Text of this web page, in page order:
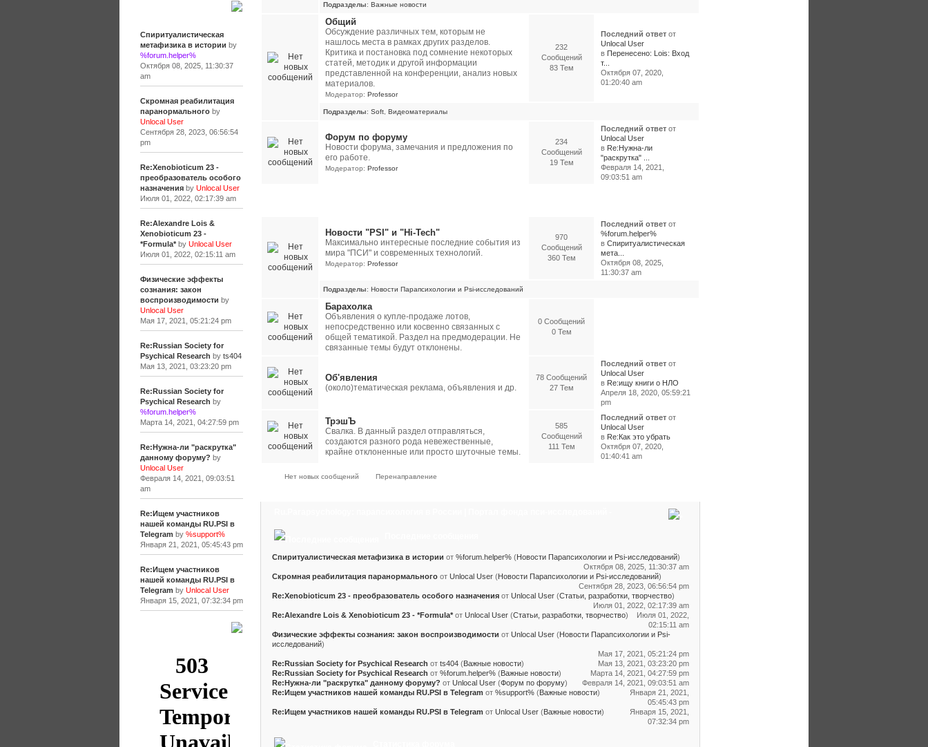
Спиритуалистическая
метафизика в истории by
%forum.helper%
Октября 08, 2025, 11:30:37
am
Скромная реабилитация
паранормальногоby
Unlocal User
Сентября 28, 2023, 06:56:54
pm
Re:Xenobioticum 23 -
преобразователь особого
назначенияby Unlocal User
Июля 01, 2022, 02:17:39 am
Re:Alexandre Lois &
Xenobioticum 23 -
*Formula*by Unlocal User
Июля 01, 2022, 02:15:11 am
Физические эффекты
сознания: закон
воспроизводимости by
Unlocal User
Мая 17, 2021, 05:21:24 pm
Re:Russian Society for
Psychical Research by ts404
Мая 13, 2021, 03:23:20 pm
Re:Russian Society for
Psychical Research by
%forum.helper%
Марта 14, 2021, 04:27:59 pm
Re:Нужна-ли "раскрутка"
данному форуму? by
Unlocal User
Февраля 14, 2021, 09:03:51
am
Re:Ищем участников
нашей команды RU.PSI в
Telegram by %support%
Января 21, 2021, 05:45:43 pm
Re:Ищем участников
нашей команды RU.PSI в
Telegram by Unlocal User
Января 15, 2021, 07:32:34 pm
Подразделы: Важные новости
Общий
Обсуждение различных тем, которым не
нашлось места в рамках других разделов.
Критика и постановка под сомнение некоторых
статей, методик и другой информации
представленной на конференции, анализ новых
материалов.
Модератор:Professor
232
Сообщений
83 Тем
Последний ответот
Unlocal User
в Перенесено: Lois: Вход
т...
Октября 07, 2020,
01:20:40 am
Подразделы: Soft Видеоматериалы
Форум по форуму
Новости форума, замечания и предложения по
его работе.
Модератор:Professor
234
Сообщений
19 Тем
Последний ответот
Unlocal User
в Re:Нужна-ли
"раскрутка" ...
Февраля 14, 2021,
09:03:51 am
Новости "PSI" и "Hi-Tech"
Максимально интересные последние события из
мира "ПСИ" и современных технологий.
Модератор:Professor
970
Сообщений
360 Тем
Последний ответот
%forum.helper%
в Спиритуалистическая
мета...
Октября 08, 2025,
11:30:37 am
Подразделы: Новости Парапсихологии и Psi-исследований
Барахолка
Объявления о купле-продаже лотов,
непосредственно или косвенно связанных с
общей тематикой. Раздел на предмодерации. Не
связанные темы будут отклонены.
0 Сообщений
0 Тем
Об'явления
(около)тематическая реклама, объявления и др.
78 Сообщений
27 Тем
Последний ответот
Unlocal User
в Re:ищу книги о НЛО
Апреля 18, 2020, 05:59:21
pm
ТрэшЪ
Свалка. В данный раздел отправляться,
создаются разного рода невежественные,
крайне отклоненные или просто шуточные темы.
585
Сообщений
111 Тем
Последний ответот
Unlocal User
в Re:Как это убрать
Октября 07, 2020,
01:40:41 am
Нет новых сообщений Перенаправление
Информационный центр
Спиритуалистическая метафизика в истории от %forum.helper%(Новости Парапсихологии и Psi-исследований)
Октября 08, 2025, 11:30:37 am
Скромная реабилитация паранормальногоот Unlocal User(Новости Парапсихологии и Psi-исследований)
Сентября 28, 2023, 06:56:54 pm
Re:Xenobioticum 23 - преобразователь особого назначенияот Unlocal User(Статьи, разработки, творчество)
Июля 01, 2022, 02:17:39 am
Re:Alexandre Lois & Xenobioticum 23 - *Formula*от Unlocal User(Статьи, разработки, творчество)
Июля 01, 2022,
02:15:11 am
Физические эффекты сознания: закон воспроизводимости от Unlocal User(Новости Парапсихологии и Psi-
исследований)
Мая 17, 2021, 05:21:24 pm
Re:Russian Society for Psychical Research от ts404(Важные новости)
Мая 13, 2021, 03:23:20 pm
Re:Russian Society for Psychical Research от %forum.helper%(Важные новости)
Марта 14, 2021, 04:27:59 pm
Re:Нужна-ли "раскрутка" данному форуму? от Unlocal User(Форум по форуму)
Февраля 14, 2021, 09:03:51 am
Re:Ищем участников нашей команды RU.PSI в Telegram от %support%(Важные новости)
Января 21, 2021,
05:45:43 pm
Re:Ищем участников нашей команды RU.PSI в Telegram от Unlocal User(Важные новости)
Января 15, 2021,
07:32:34 pm